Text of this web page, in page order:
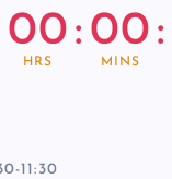
00
HRS
: 00
MINS
:
11:30